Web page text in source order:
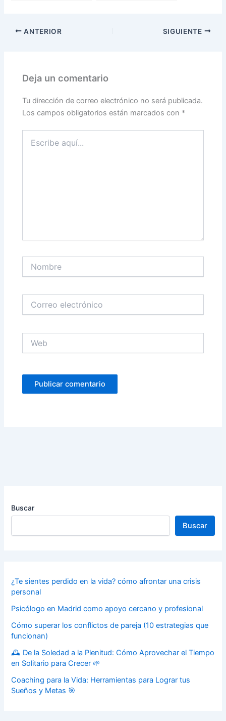
ANTERIOR SIGUIENTE
Deja un comentario
Tu dirección de correo electrónico no será publicada.
Los campos obligatorios están marcados con *
aquí...
electrónico
Buscar
Buscar
¿Te sientes perdido en la vida? cómo afrontar una crisis
personal
Psicólogo en Madrid como apoyo cercano y profesional
Cómo superar los conflictos de pareja (10 estrategias que
funcionan)
🕰️ De la Soledad a la Plenitud: Cómo Aprovechar el Tiempo
en Solitario para Crecer 🌱
Coaching para la Vida: Herramientas para Lograr tus
Sueños y Metas 🎯